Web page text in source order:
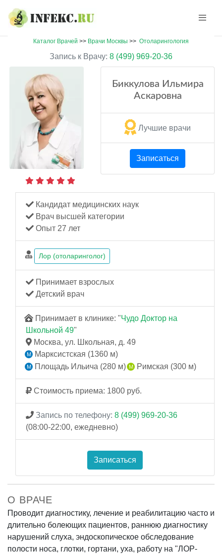
Каталог Врачей >> Врачи Москвы >> Отоларингология
Запись к Врачу: 8 (499) 969-20-36
Биккулова Ильмира
Аскаровна
Лучшие врачи
Записаться
Кандидат медицинских наук
Врач высшей категории
Опыт 27 лет
Лор (отоларинголог)
Принимает взрослых
Детский врач
Принимает в клинике: "Чудо Доктор на
Школьной 49"
Москва, ул. Школьная, д. 49
Марксистская (1360 м)
Площадь Ильича (280 м)
Римская (300 м)
Стоимость приема: 1800 руб.
Запись по телефону: 8 (499) 969-20-36
(08:00-22:00, ежедневно)
Записаться
О ВРАЧЕ
Проводит диагностику, лечение и реабилитацию часто и
длительно болеющих пациентов, раннюю диагностику
нарушений слуха, эндоскопическое обследование
полости носа, глотки, гортани, уха, работу на "ЛОР-